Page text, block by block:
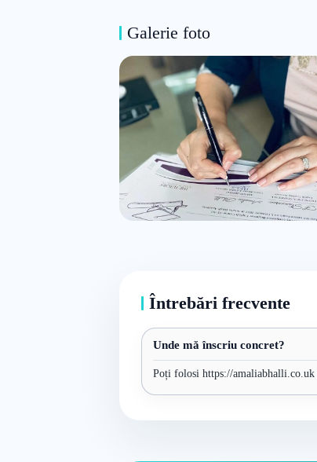
Galerie foto
Întrebări frecvente
Unde mă înscriu concret?
Poți folosi https://amaliabhalli.co.uk